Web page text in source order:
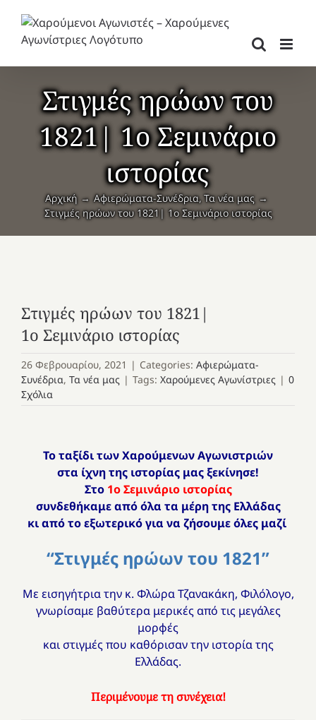
περιεχόμενο
Στιγμές ηρώων του
1821| 1ο Σεμινάριο
ιστορίας
Αρχική Αφιερώματα-Συνέδρια Τα νέα μας
Στιγμές ηρώων του 1821| 1ο Σεμινάριο ιστορίας
Στιγμές ηρώων του 1821|
1ο Σεμινάριο ιστορίας
26 Φεβρουαρίου, 2021 | Categories: Αφιερώματα-
Συνέδρια, Τα νέα μας | Tags: Χαρούμενες Αγωνίστριες | 0
Σχόλια
Το ταξίδι των Χαρούμενων Αγωνιστριών
στα ίχνη της ιστορίας μας ξεκίνησε!
Στο 1ο Σεμινάριο ιστορίας
συνδεθήκαμε από όλα τα μέρη της Ελλάδας
κι από το εξωτερικό για να ζήσουμε όλες μαζί
“Στιγμές ηρώων του 1821”
Με εισηγήτρια την κ. Φλώρα Τζανακάκη, Φιλόλογο,
γνωρίσαμε βαθύτερα μερικές από τις μεγάλες
μορφές
και στιγμές που καθόρισαν την ιστορία της
Ελλάδας.
Περιμένουμε τη συνέχεια!